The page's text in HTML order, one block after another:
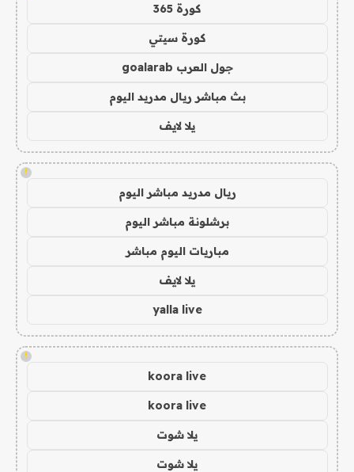
كورة 365
كورة سيتي
جول العرب goalarab
بث مباشر ريال مدريد اليوم
يلا لايف
!
ريال مدريد مباشر اليوم
برشلونة مباشر اليوم
مباريات اليوم مباشر
يلا لايف
yalla live
!
koora live
koora live
يلا شوت
يلا شوت